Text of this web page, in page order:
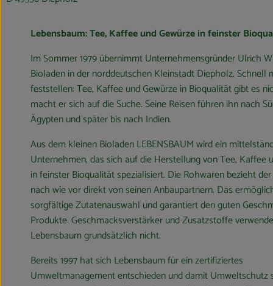
Lebensbaum: Tee, Kaffee und Gewürze in feinster
Im Sommer 1979 übernimmt Unternehmensgründer Ulrich
Bioladen in der norddeutschen Kleinstadt Diepholz. Schnell
feststellen: Tee, Kaffee und Gewürze in Bioqualität gibt es
macht er sich auf die Suche. Seine Reisen führen ihn nach
Ägypten und später bis nach Indien.
Aus dem kleinen Bioladen LEBENSBAUM wird ein
Unternehmen, das sich auf die Herstellung von Tee, Kaffee
in feinster Bioqualität spezialisiert. Die Rohwaren bezieht
nach wie vor direkt von seinen Anbaupartnern. Das
sorgfältige Zutatenauswahl und garantiert den guten
Produkte. Geschmacksverstärker und Zusatzstoffe
Lebensbaum grundsätzlich nicht.
Bereits 1997 hat sich Lebensbaum für ein zertifiziertes
Umweltmanagement entschieden und damit Umweltschutz